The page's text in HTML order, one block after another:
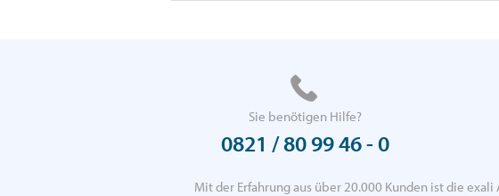
Sie benötigen Hilfe?
0821 / 80 99 46 - 0
Mit der Erfahrung aus über 20.000 Kunden ist die